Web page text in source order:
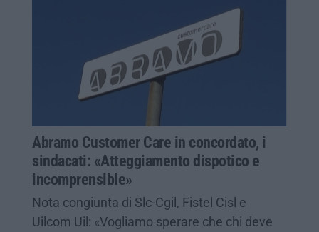
Abramo Customer Care in concordato, i
sindacati: «Atteggiamento dispotico e
incomprensible»
Nota congiunta di Slc-Cgil, Fistel Cisl e
Uilcom Uil: «Vogliamo sperare che chi deve